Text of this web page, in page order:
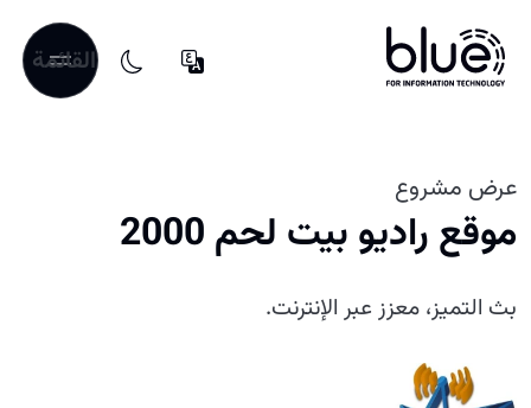
القائمة
عرض مشروع
موقع راديو بيت لحم 2000
بث التميز، معزز عبر الإنترنت.